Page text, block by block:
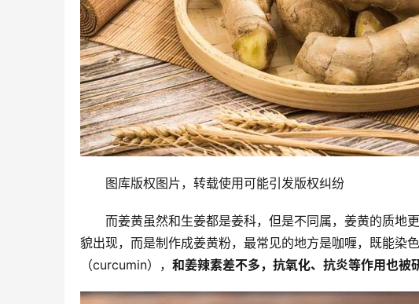
图库版权图片，转载使用可能引发版权纠纷
而姜黄虽然和生姜都是姜科，但是不同属，姜黄的质地
貌出现，而是制作成姜黄粉，最常见的地方是咖喱，既能染
（curcumin）， 和姜辣素差不多，抗氧化、抗炎等作用也被